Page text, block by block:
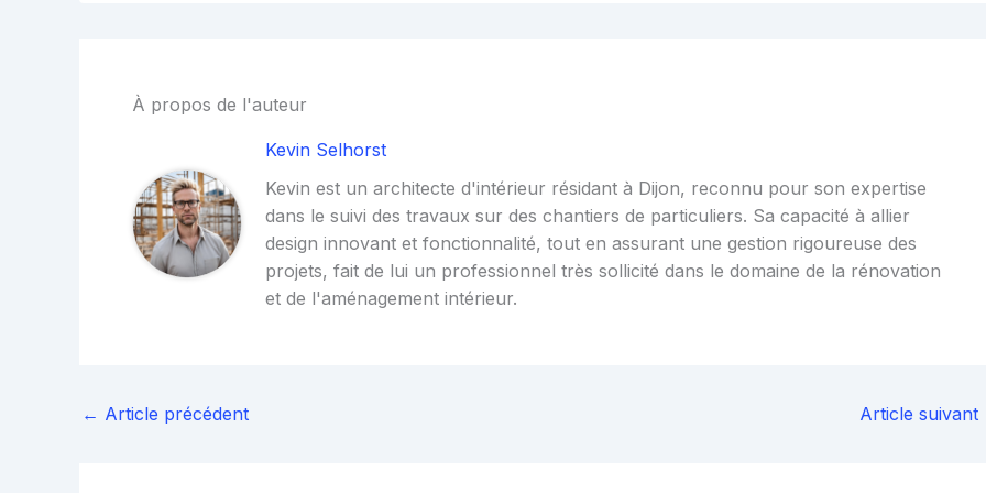
À propos de l'auteur
Kevin Selhorst
Kevin est un architecte d'intérieur résidant à Dijon, reconnu pour son expertise
dans le suivi des travaux sur des chantiers de particuliers. Sa capacité à allier
design innovant et fonctionnalité, tout en assurant une gestion rigoureuse des
projets, fait de lui un professionnel très sollicité dans le domaine de la rénovation
et de l'aménagement intérieur.
← Article précédent Article suivant